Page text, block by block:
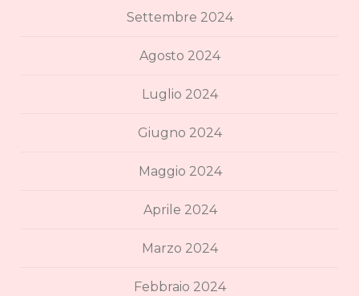
Settembre 2024
Agosto 2024
Luglio 2024
Giugno 2024
Maggio 2024
Aprile 2024
Marzo 2024
Febbraio 2024